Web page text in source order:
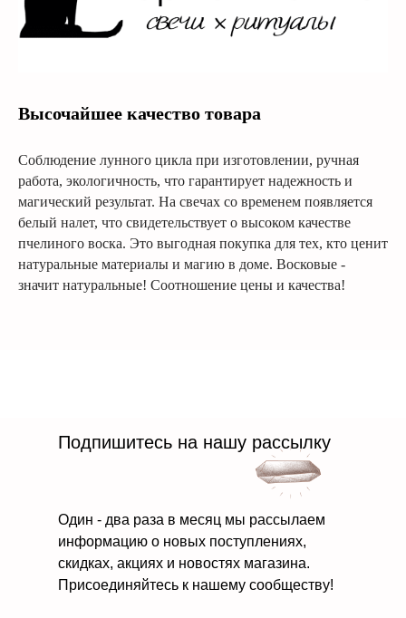
Высочайшее качество товара
Соблюдение лунного цикла при изготовлении, ручная
работа, экологичность, что гарантирует надежность и
магический результат. На свечах со временем появляется
белый налет, что свидетельствует о высоком качестве
пчелиного воска. Это выгодная покупка для тех, кто ценит
натуральные материалы и магию в доме. Восковые -
значит натуральные! Соотношение цены и качества!
Подпишитесь на нашу рассылку
Один - два раза в месяц мы рассылаем
информацию о новых поступлениях,
скидках, акциях и новостях магазина.
Присоединяйтесь к нашему сообществу!